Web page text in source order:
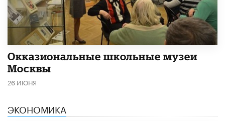
​Окказиональные школьные музеи
Москвы
26 ИЮНЯ
ЭКОНОМИКА